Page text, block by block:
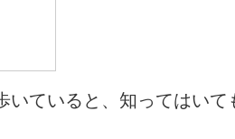
いていると、知ってはい